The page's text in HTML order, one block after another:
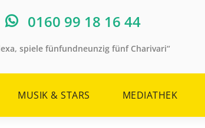
0160 99 18 16 44
spiele fünfundneunzig fünf Charivari“
MUSIK & STARS MEDIATHEK